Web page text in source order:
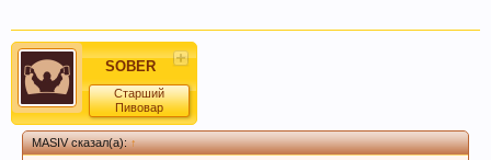
SOBER
Старший
Пивовар
MASIV сказал(а):↑